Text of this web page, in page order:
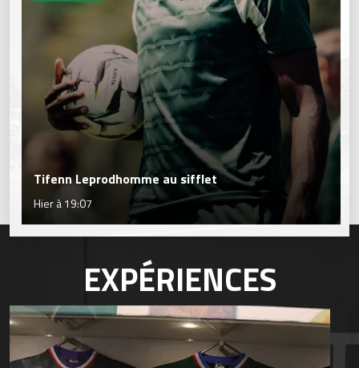
Tifenn Leprodhomme au sifflet
Hier à 19:07
EXPÉRIENCES